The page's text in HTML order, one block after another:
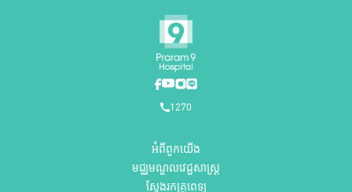
1270
អំពីពួកយើង
មជ្ឈមណ្ឌលវេជ្ជសាស្ត្រ
ស្វែងរកគ្រូពេទ្យ